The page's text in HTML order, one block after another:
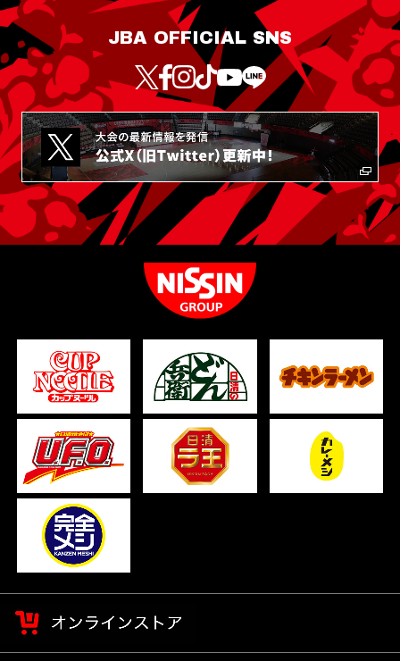
JBA OFFICIAL SNS